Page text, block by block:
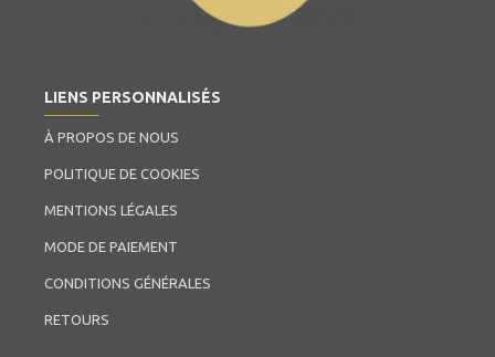
LIENS PERSONNALISÉS
À PROPOS DE NOUS
POLITIQUE DE COOKIES
MENTIONS LÉGALES
MODE DE PAIEMENT
CONDITIONS GÉNÉRALES
RETOURS